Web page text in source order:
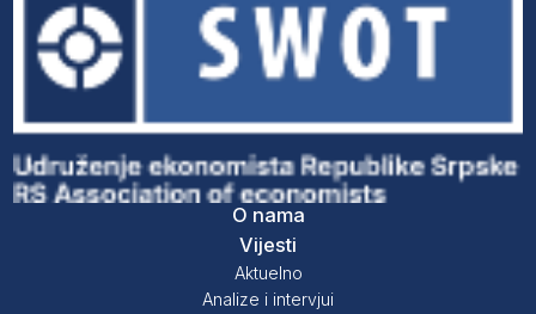
O nama
Vijesti
Aktuelno
Analize i intervjui